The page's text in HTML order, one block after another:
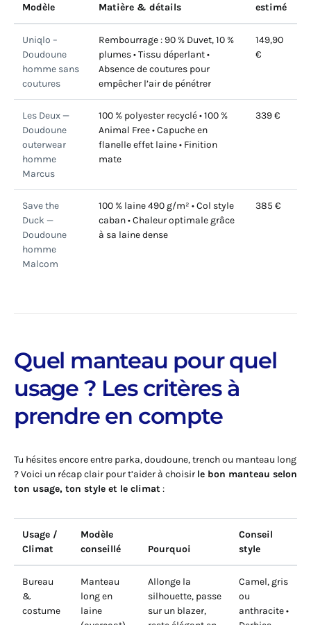
Modèle
Matière & détails
estimé
Uniqlo –
Doudoune
homme sans
coutures
Rembourrage : 90 % Duvet, 10 %
plumes • Tissu déperlant •
Absence de coutures pour
empêcher l’air de pénétrer
149,90
€
Les Deux —
Doudoune
outerwear
homme
Marcus
100 % polyester recyclé • 100 %
Animal Free • Capuche en
flanelle effet laine • Finition
mate
339 €
Save the
Duck —
Doudoune
homme
Malcom
100 % laine 490 g/m² • Col style
caban • Chaleur optimale grâce
à sa laine dense
385 €
Quel manteau pour quel
usage ? Les critères à
prendre en compte
Tu hésites encore entre parka, doudoune, trench ou manteau long
? Voici un récap clair pour t’aider à choisir le bon manteau selon
ton usage, ton style et le climat :
Usage /
Climat
Modèle
conseillé
Pourquoi
Conseil
style
Bureau
&
costume
Manteau
long en
laine
Allonge la
silhouette, passe
sur un blazer,
Camel, gris
ou
anthracite •